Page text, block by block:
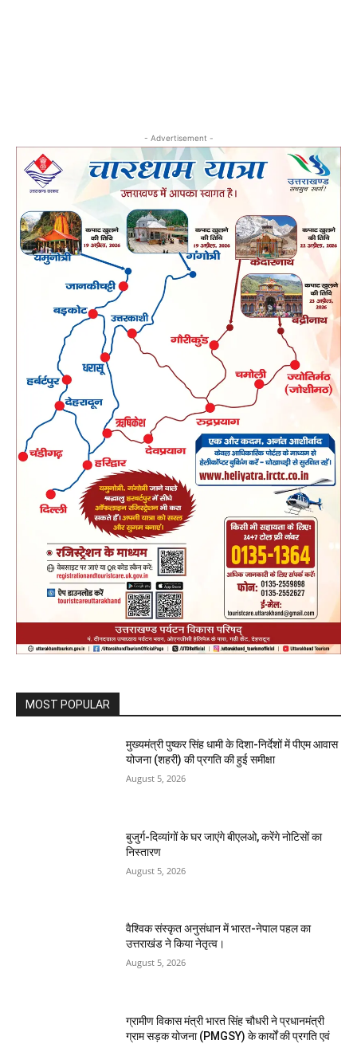
- Advertisement -
MOST POPULAR
मुख्यमंत्री पुष्कर सिंह धामी के दिशा-निर्देशों में पीएम आवास
योजना (शहरी) की प्रगति की हुई समीक्षा
August 5, 2026
बुजुर्ग-दिव्यांगों के घर जाएंगे बीएलओ, करेंगे नोटिसों का
निस्तारण
August 5, 2026
वैश्विक संस्कृत अनुसंधान में भारत-नेपाल पहल का
उत्तराखंड ने किया नेतृत्व।
August 5, 2026
ग्रामीण विकास मंत्री भारत सिंह चौधरी ने प्रधानमंत्री
ग्राम सड़क योजना (PMGSY) के कार्यों की प्रगति एवं